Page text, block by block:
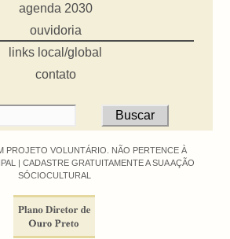
agenda 2030
ouvidoria
links local/global
contato
PROJETO VOLUNTÁRIO. NÃO PERTENCE À
| CADASTRE GRATUITAMENTE A SUA AÇÃO
SÓCIOCULTURAL